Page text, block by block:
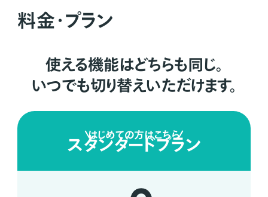
料金・プラン
使える機能はどちらも同じ。
いつでも切り替えいただけます。
はじめての方はこちら
スタンダードプラン